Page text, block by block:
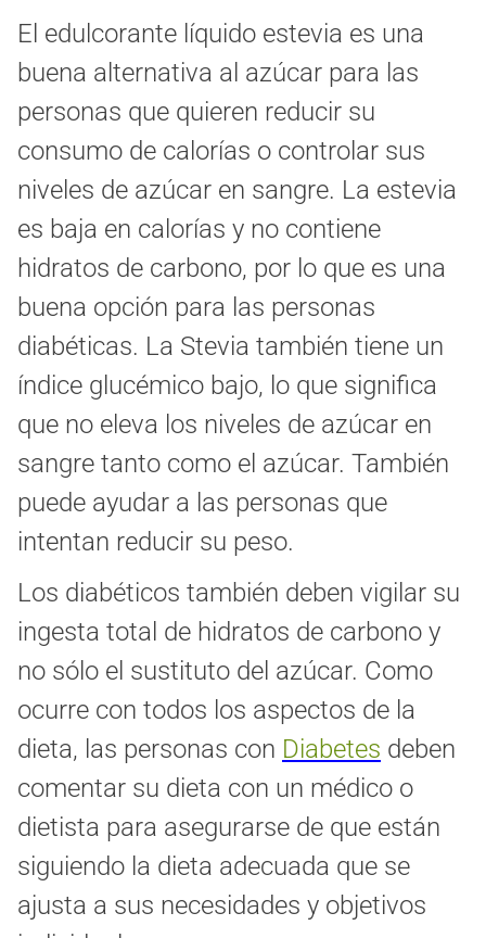
El edulcorante líquido estevia es una
buena alternativa al azúcar para las
personas que quieren reducir su
consumo de calorías o controlar sus
niveles de azúcar en sangre. La estevia
es baja en calorías y no contiene
hidratos de carbono, por lo que es una
buena opción para las personas
diabéticas. La Stevia también tiene un
índice glucémico bajo, lo que significa
que no eleva los niveles de azúcar en
sangre tanto como el azúcar. También
puede ayudar a las personas que
intentan reducir su peso.
Los diabéticos también deben vigilar su
ingesta total de hidratos de carbono y
no sólo el sustituto del azúcar. Como
ocurre con todos los aspectos de la
dieta, las personas con Diabetes deben
comentar su dieta con un médico o
dietista para asegurarse de que están
siguiendo la dieta adecuada que se
ajusta a sus necesidades y objetivos